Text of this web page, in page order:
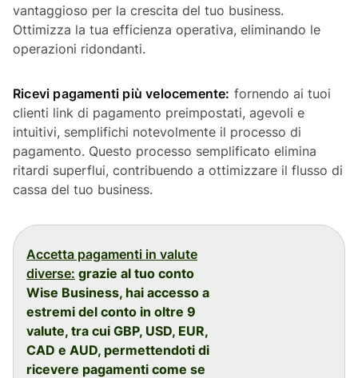
vantaggioso per la crescita del tuo business.
Ottimizza la tua efficienza operativa, eliminando le
operazioni ridondanti.
Ricevi pagamenti più velocemente: fornendo ai tuoi
clienti link di pagamento preimpostati, agevoli e
intuitivi, semplifichi notevolmente il processo di
pagamento. Questo processo semplificato elimina
ritardi superflui, contribuendo a ottimizzare il flusso di
cassa del tuo business.
Accetta pagamenti in valute
diverse: grazie al tuo conto
Wise Business, hai accesso a
estremi del conto in oltre 9
valute, tra cui GBP, USD, EUR,
CAD e AUD, permettendoti di
ricevere pagamenti come se